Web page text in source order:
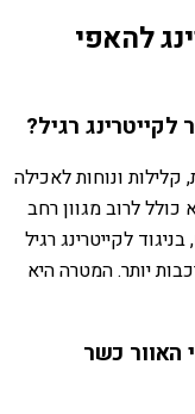
להאפי
לקייטרינג רגיל?
ונוחות לאכילה
לרוב מגוון רחב
לקייטרינג רגיל
יותר. המטרה היא
האוור כשר